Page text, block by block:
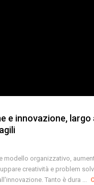
e innovazione, largo
modello organizzativo,
creatività e problem
Tanto è dura ...